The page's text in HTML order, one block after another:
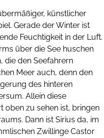
künstlicher
Gerade der Winter ist
Feuchtigkeit in der Luft.
über die See huschen
die den Seefahrern
Meer auch, denn den
des hinteren
Allein diese
oben zu sehen ist, bringen
Dann ist Sirius da, im
Zwillinge Castor